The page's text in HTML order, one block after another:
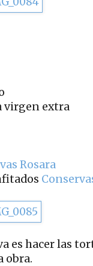
virgen extra
Rosara
es hacer las
obra.